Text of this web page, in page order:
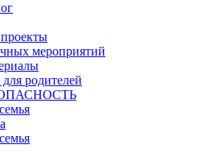
мероприятий
родителей